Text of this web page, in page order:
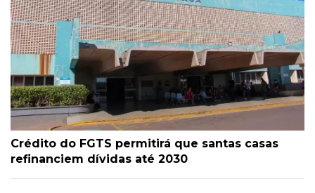
Crédito do FGTS permitirá que santas casas
refinanciem dívidas até 2030